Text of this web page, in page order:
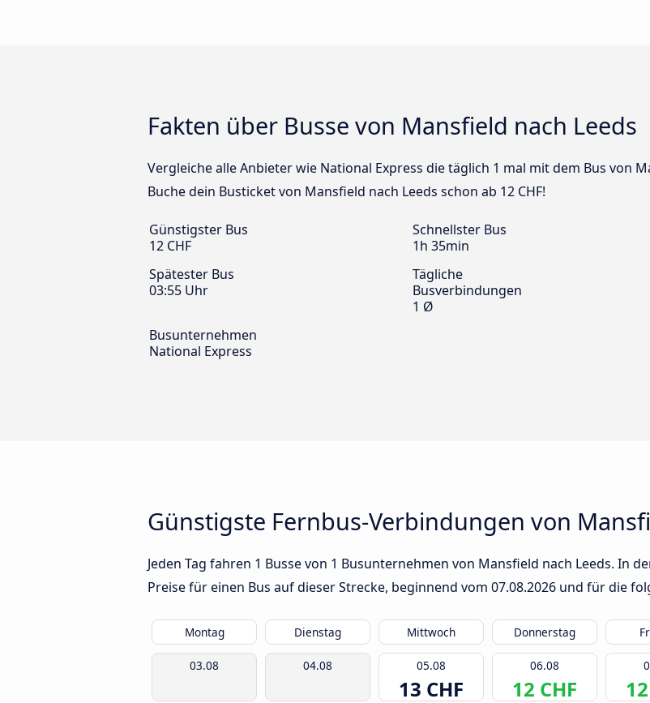
Fakten über Busse von Mansfield nach Leeds
Vergleiche alle Anbieter wie National Express die täglich 1 mal mit dem Bus von
Buche dein Busticket von Mansfield nach Leeds schon ab 12 CHF!
Günstigster Bus
12 CHF
Schnellster Bus
1h 35min
Spätester Bus
03:55 Uhr
Tägliche
Busverbindungen
1 Ø
Busunternehmen
National Express
Günstigste Fernbus-Verbindungen von
Jeden Tag fahren 1 Busse von 1 Busunternehmen von Mansfield nach Leeds. In
Preise für einen Bus auf dieser Strecke, beginnend vom 07.08.2026 und für die
Montag Dienstag Mittwoch Donnerstag
03.08 04.08 05.08
13 CHF
06.08
12 CHF